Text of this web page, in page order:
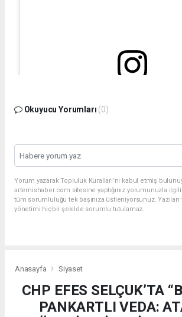
Okuyucu Yorumları (0)
Yorum yazarak Topluluk Kuralları’nı kabul etmiş
artemishaber.com sitesine yaptığınız yorumunuzla ilgili
tüm sorumluluğu tek başınıza üstleniyorsunuz.
yönetimi hiçbir şekilde sorumlu tutulamaz.
Anasayfa Siyaset
CHP EFES SELÇUK’TA
PANKARTLI VEDA: